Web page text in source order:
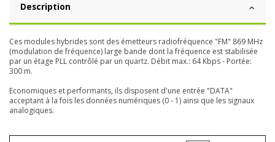
Description
Ces modules hybrides sont des émetteurs radiofréquence "FM" 869 MHz
(modulation de fréquence) large bande dont la fréquence est stabilisée
par un étage PLL contrôlé par un quartz. Débit max.: 64 Kbps - Portée:
300 m.
Economiques et performants, ils disposent d'une entrée "DATA"
acceptant à la fois les données numériques (0 - 1) ainsi que les signaux
analogiques.